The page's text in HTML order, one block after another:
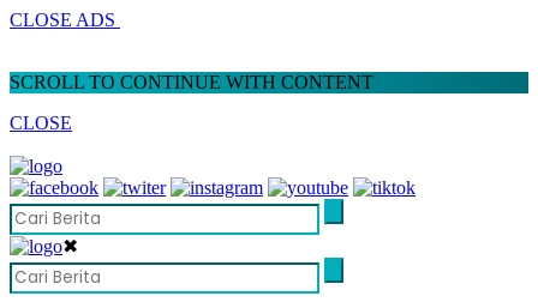
CLOSE ADS
SCROLL TO CONTINUE WITH CONTENT
CLOSE
✖